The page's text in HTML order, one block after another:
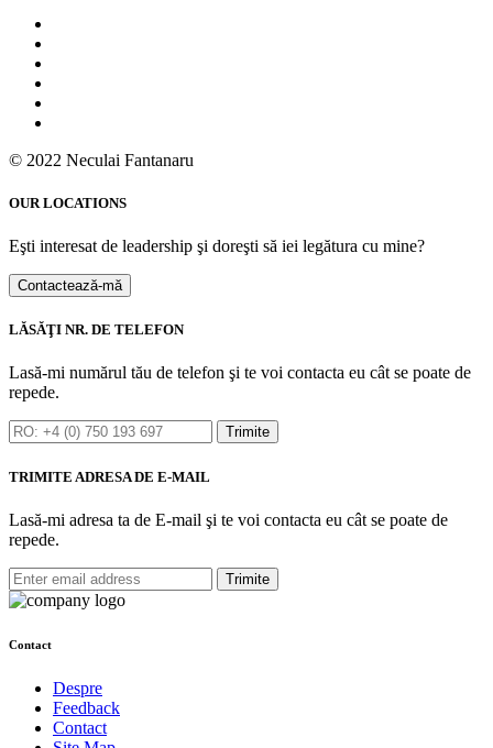
© 2022 Neculai Fantanaru
OUR LOCATIONS
Eşti interesat de leadership şi doreşti să iei legătura cu mine?
Contactează-mă
LĂSĂŢI NR. DE TELEFON
Lasă-mi numărul tău de telefon şi te voi contacta eu cât se poate de
repede.
Trimite
TRIMITE ADRESA DE E-MAIL
Lasă-mi adresa ta de E-mail şi te voi contacta eu cât se poate de
repede.
Trimite
Contact
Despre
Feedback
Contact